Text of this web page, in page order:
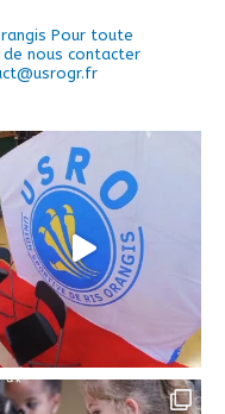
Pour toute
nous contacter